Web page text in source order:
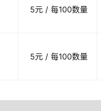
5元 / 每100数量
5元 / 每100数量